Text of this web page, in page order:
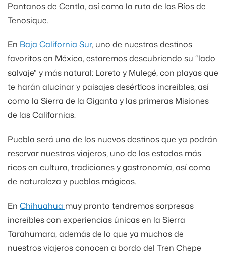
Pantanos de Centla, así como la ruta de los Ríos de
Tenosique.
En Baja California Sur, uno de nuestros destinos
favoritos en México, estaremos descubriendo su “lado
salvaje” y más natural: Loreto y Mulegé, con playas que
te harán alucinar y paisajes desérticos increíbles, así
como la Sierra de la Giganta y las primeras Misiones
de las Californias.
Puebla será uno de los nuevos destinos que ya podrán
reservar nuestros viajeros, uno de los estados más
ricos en cultura, tradiciones y gastronomía, así como
de naturaleza y pueblos mágicos.
En Chihuahua muy pronto tendremos sorpresas
increíbles con experiencias únicas en la Sierra
Tarahumara, además de lo que ya muchos de
nuestros viajeros conocen a bordo del Tren Chepe